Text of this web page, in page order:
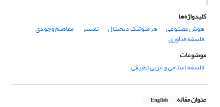
کلیدواژه‌ها
هوش مصنوعی
هرمنوتیک دیجیتال تفسیر مفاهیم وجودی
فلسفه فناوری
موضوعات
فلسفه اسلامی و غربی تطبیقی
عنوان مقاله English